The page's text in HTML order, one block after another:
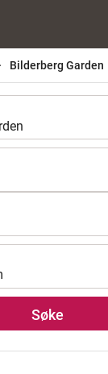
Bilderberg Garden
Søke